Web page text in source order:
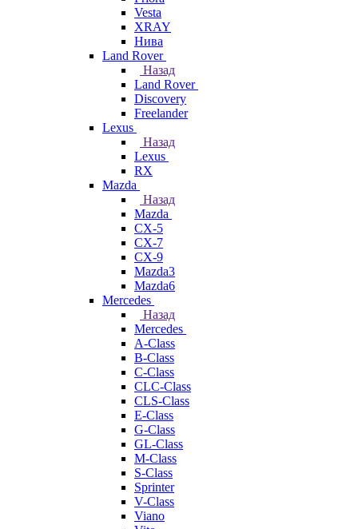
Vesta
XRAY
Нива
Land Rover
Назад
Land Rover
Discovery
Freelander
Lexus
Назад
Lexus
RX
Mazda
Назад
Mazda
CX-5
CX-7
CX-9
Mazda3
Mazda6
Mercedes
Назад
Mercedes
A-Class
B-Class
C-Class
CLC-Class
CLS-Class
E-Class
G-Class
GL-Class
M-Class
S-Class
Sprinter
V-Class
Viano